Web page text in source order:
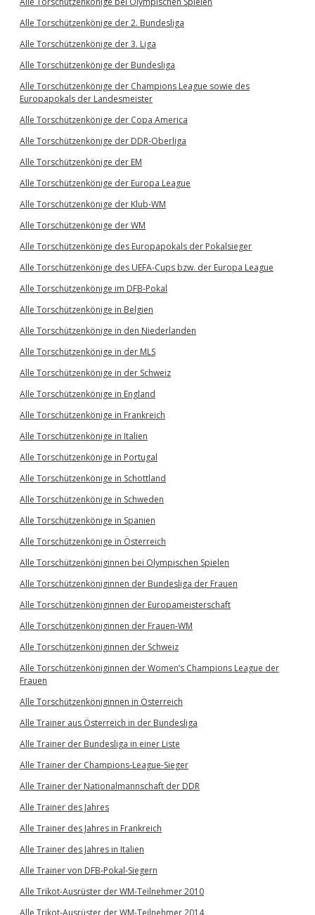
Alle Torschützenkönige der 2. Bundesliga
Alle Torschützenkönige der 3. Liga
Alle Torschützenkönige der Bundesliga
Alle Torschützenkönige der Champions League sowie des
Europapokals der Landesmeister
Alle Torschützenkönige der Copa America
Alle Torschützenkönige der DDR-Oberliga
Alle Torschützenkönige der EM
Alle Torschützenkönige der Europa League
Alle Torschützenkönige der Klub-WM
Alle Torschützenkönige der WM
Alle Torschützenkönige des Europapokals der Pokalsieger
Alle Torschützenkönige des UEFA-Cups bzw. der Europa League
Alle Torschützenkönige im DFB-Pokal
Alle Torschützenkönige in Belgien
Alle Torschützenkönige in den Niederlanden
Alle Torschützenkönige in der MLS
Alle Torschützenkönige in der Schweiz
Alle Torschützenkönige in England
Alle Torschützenkönige in Frankreich
Alle Torschützenkönige in Italien
Alle Torschützenkönige in Portugal
Alle Torschützenkönige in Schottland
Alle Torschützenkönige in Schweden
Alle Torschützenkönige in Spanien
Alle Torschützenkönige in Österreich
Alle Torschützenköniginnen bei Olympischen Spielen
Alle Torschützenköniginnen der Bundesliga der Frauen
Alle Torschützenköniginnen der Europameisterschaft
Alle Torschützenköniginnen der Frauen-WM
Alle Torschützenköniginnen der Schweiz
Alle Torschützenköniginnen der Women’s Champions League der
Frauen
Alle Torschützenköniginnen in Österreich
Alle Trainer aus Österreich in der Bundesliga
Alle Trainer der Bundesliga in einer Liste
Alle Trainer der Champions-League-Sieger
Alle Trainer der Nationalmannschaft der DDR
Alle Trainer des Jahres
Alle Trainer des Jahres in Frankreich
Alle Trainer des Jahres in Italien
Alle Trainer von DFB-Pokal-Siegern
Alle Trikot-Ausrüster der WM-Teilnehmer 2010
Alle Trikot-Ausrüster der WM-Teilnehmer 2014